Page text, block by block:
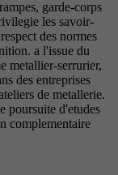
garde-corps
les savoir-
des normes
a l'issue du
metallier-serrurier,
des entreprises
de metallerie.
poursuite d'etudes
complementaire